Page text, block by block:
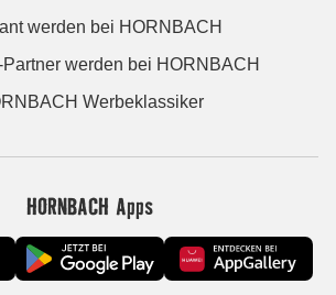
werden bei HORNBACH
Partner werden bei HORNBACH
Werbeklassiker
HORNBACH Apps